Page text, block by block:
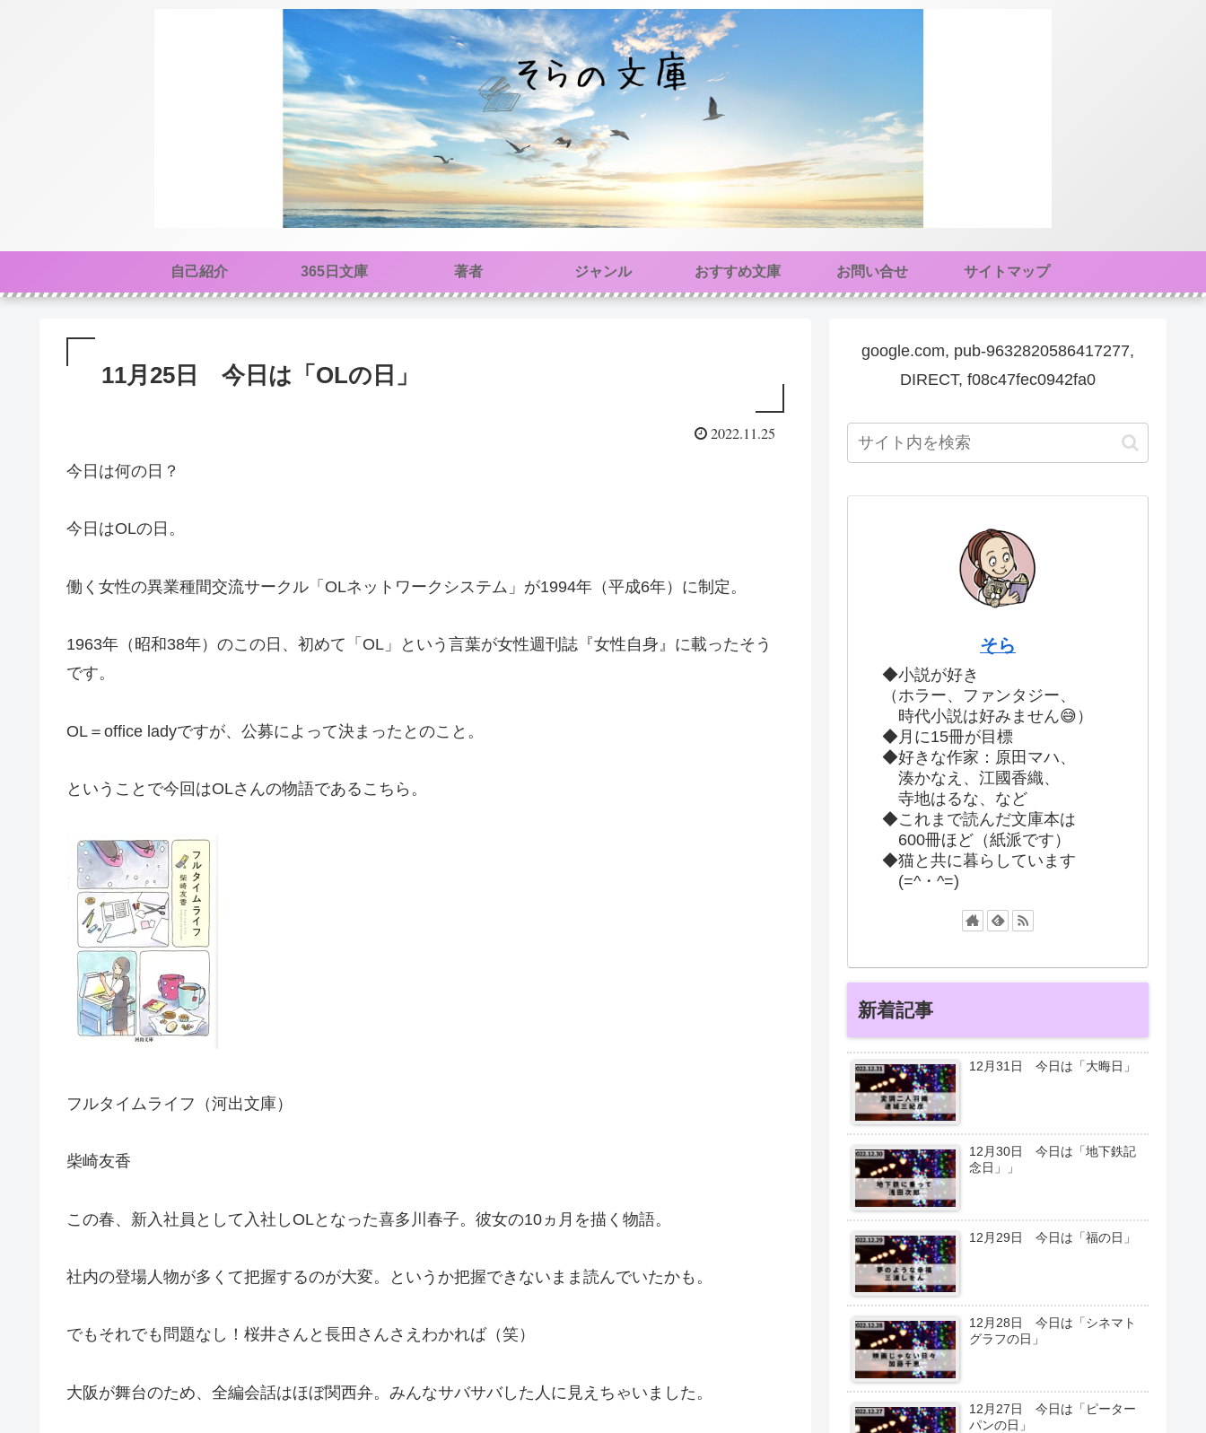
自己紹介 365日文庫 著者 ジャンル おすすめ文庫 お問い合せ サイトマップ
11月25日 今日は「OLの日」
2022.11.25
今日は何の日？
今日はOLの日。
働く女性の異業種間交流サークル「OLネットワークシステム」が1994年（平成6年）に制定。
1963年（昭和38年）のこの日、初めて「OL」という言葉が女性週刊誌『女性自身』に載ったそう
です。
OL＝office ladyですが、公募によって決まったとのこと。
ということで今回はOLさんの物語であるこちら。
フルタイムライフ（河出文庫）
柴崎友香
この春、新入社員として入社しOLとなった喜多川春子。彼女の10ヵ月を描く物語。
社内の登場人物が多くて把握するのが大変。というか把握できないまま読んでいたかも。
でもそれでも問題なし！桜井さんと長田さんさえわかれば（笑）
大阪が舞台のため、全編会話はほぼ関西弁。みんなサバサバした人に見えちゃいました。
google.com, pub-9632820586417277,
DIRECT, f08c47fec0942fa0
そら
◆小説が好き
（ホラー、ファンタジー、
時代小説は好みません😅）
◆月に15冊が目標
◆好きな作家：原田マハ、
湊かなえ、江國香織、
寺地はるな、など
◆これまで読んだ文庫本は
600冊ほど（紙派です）
◆猫と共に暮らしています
(=^・^=)
新着記事
12月31日 今日は「大晦日」
12月30日 今日は「地下鉄記
念日」」
12月29日 今日は「福の日」
12月28日 今日は「シネマト
グラフの日」
12月27日 今日は「ピーター
パンの日」